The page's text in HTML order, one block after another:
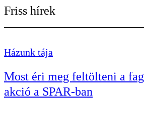
Friss hírek
Házunk tája
Most éri meg feltölteni a
akció a SPAR-ban